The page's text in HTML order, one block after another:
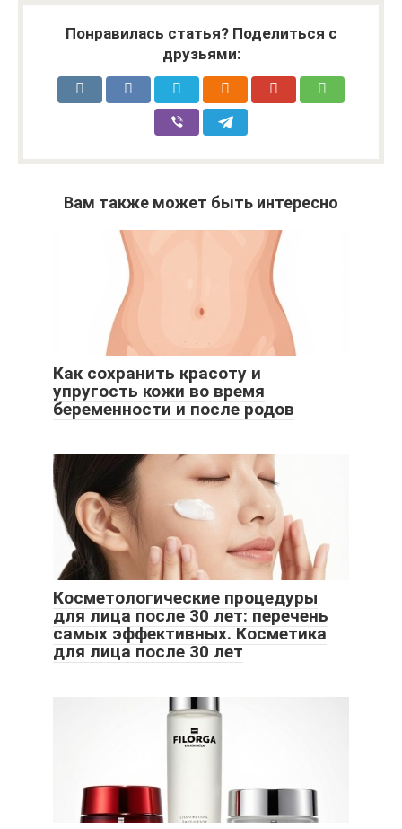
Понравилась статья? Поделиться с
друзьями:
Вам также может быть интересно
Как сохранить красоту и
упругость кожи во время
беременности и после родов
Косметологические процедуры
для лица после 30 лет: перечень
самых эффективных. Косметика
для лица после 30 лет